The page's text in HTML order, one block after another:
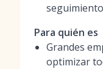
Para quién es
Grandes
optimizar